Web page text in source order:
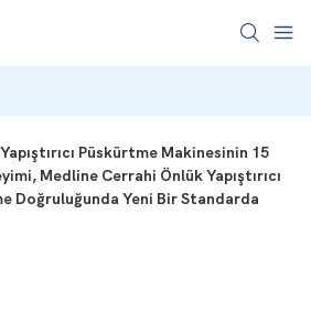
Püskürtme Makinesinin 15
Medline Cerrahi Önlük Yapıştırıcı
Doğruluğunda Yeni Bir Standarda